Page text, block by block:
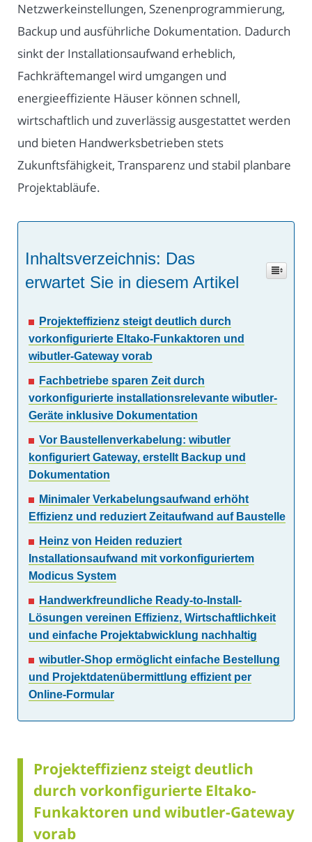
Netzwerkeinstellungen, Szenenprogrammierung,
Backup und ausführliche Dokumentation. Dadurch
sinkt der Installationsaufwand erheblich,
Fachkräftemangel wird umgangen und
energieeffiziente Häuser können schnell,
wirtschaftlich und zuverlässig ausgestattet werden
und bieten Handwerksbetrieben stets
Zukunftsfähigkeit, Transparenz und stabil planbare
Projektabläufe.
Inhaltsverzeichnis: Das
erwartet Sie in diesem Artikel
Projekteffizienz steigt deutlich durch
vorkonfigurierte Eltako-Funkaktoren und
wibutler-Gateway vorab
Fachbetriebe sparen Zeit durch
vorkonfigurierte installationsrelevante wibutler-
Geräte inklusive Dokumentation
Vor Baustellenverkabelung: wibutler
konfiguriert Gateway, erstellt Backup und
Dokumentation
Minimaler Verkabelungsaufwand erhöht
Effizienz und reduziert Zeitaufwand auf Baustelle
Heinz von Heiden reduziert
Installationsaufwand mit vorkonfiguriertem
Modicus System
Handwerkfreundliche Ready-to-Install-
Lösungen vereinen Effizienz, Wirtschaftlichkeit
und einfache Projektabwicklung nachhaltig
wibutler-Shop ermöglicht einfache Bestellung
und Projektdatenübermittlung effizient per
Online-Formular
Projekteffizienz steigt deutlich
durch vorkonfigurierte Eltako-
Funkaktoren und wibutler-Gateway
vorab